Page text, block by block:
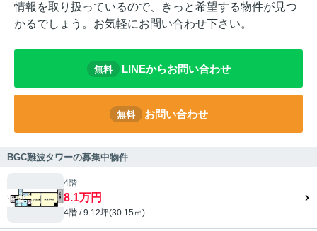
情報を取り扱っているので、きっと希望する物件が見つ
かるでしょう。お気軽にお問い合わせ下さい。
無料 LINEからお問い合わせ
無料 お問い合わせ
BGC難波タワーの募集中物件
4階
8.1万円
4階 / 9.12坪(30.15㎡)